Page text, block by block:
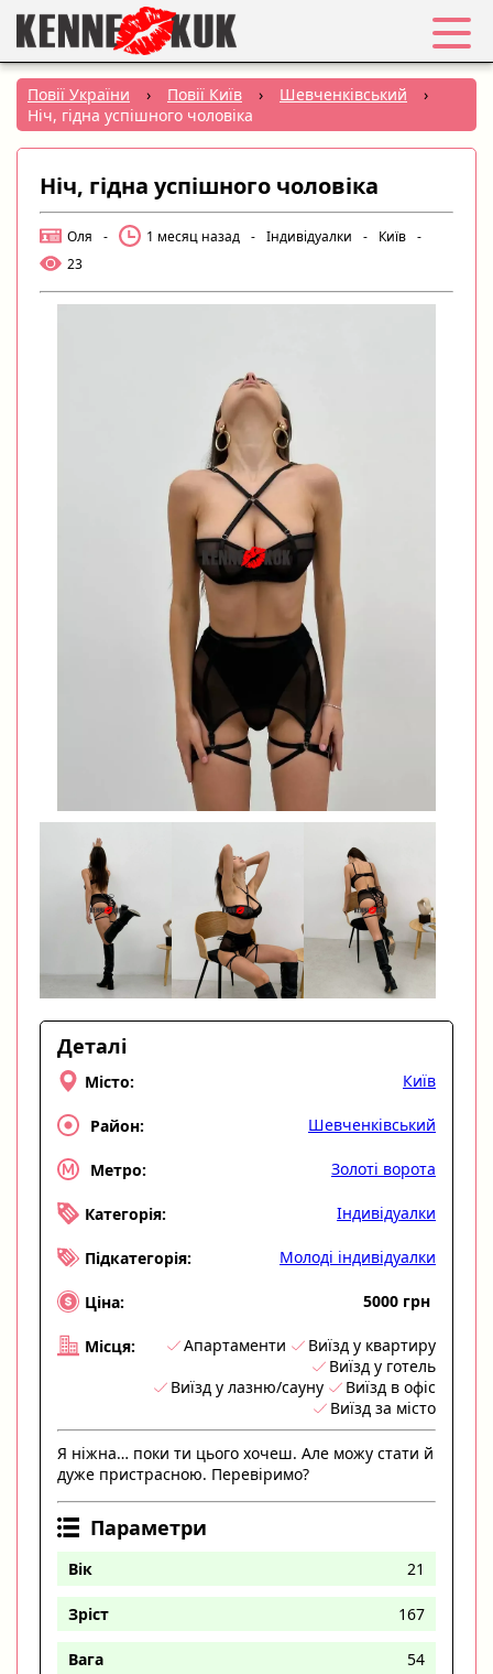
Обране
Вхід
Реєстрація
Міста:
РУС|
УКР
Повії України › Повії Київ › Шевченківський
›
Ніч, гідна успішного чоловіка
Ніч, гідна успішного чоловіка
Оля - 1 месяц назад - Індивідуалки - Київ -
23
Деталі
Місто: Київ
Район: Шевченківський
Метро: Золоті ворота
Категорія: Індивідуалки
Підкатегорія: Молоді індивідуалки
Ціна: 5000 грн
Місця: Апартаменти
Виїзд у квартиру
Виїзд у готель
Виїзд у лазню/сауну
Виїзд в офіс
Виїзд за місто
Я ніжна… поки ти цього хочеш. Але можу стати й
дуже пристрасною. Перевіримо?
Параметри
Вік 21
Зріст 167
Вага 54